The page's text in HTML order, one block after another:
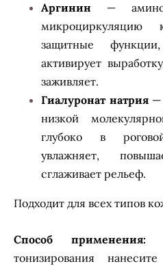
Аргинин —
защитные
активирует
заживляет.
Гиалуронат натрия —
низкой
глубоко в
увлажняет,
сглаживает рельеф.
Подходит для всех типов
Способ применения:
тонизирования